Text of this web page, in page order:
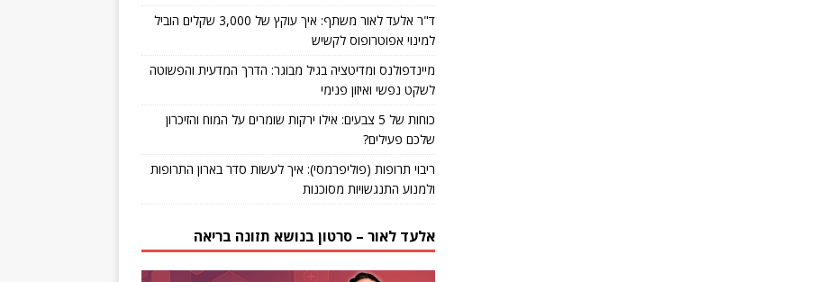
ד"ר אלעד לאור משתף: איך עוקץ של 3,000 שקלים הוביל
למינוי אפוטרופוס לקשיש
מיינדפולנס ומדיטציה בגיל מבוגר: הדרך המדעית והפשוטה
לשקט נפשי ואיזון פנימי
כוחות של 5 צבעים: אילו ירקות שומרים על המוח והזיכרון
שלכם פעילים?
ריבוי תרופות (פוליפרמסי): איך לעשות סדר בארון התרופות
ולמנוע התנגשויות מסוכנות
אלעד לאור – סרטון בנושא תזונה בריאה